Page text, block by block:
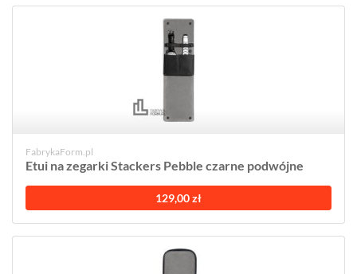
FabrykaForm.pl
Etui na zegarki Stackers Pebble czarne podwójne
129,00 zł